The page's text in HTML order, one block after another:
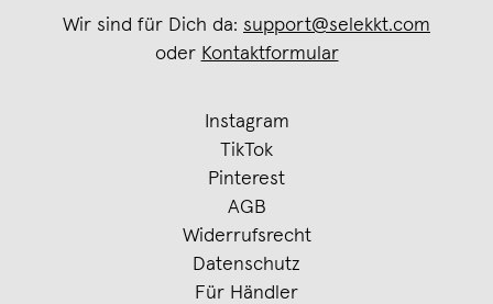
Wir sind für Dich da: support@selekkt.com
oder Kontaktformular
Instagram
TikTok
Pinterest
AGB
Widerrufsrecht
Datenschutz
Für Händler